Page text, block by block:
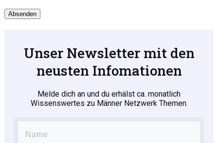
Absenden
Unser Newsletter mit den
neusten Infomationen
Melde dich an und du erhälst ca. monatlich
Wissenswertes zu Männer Netzwerk Themen.